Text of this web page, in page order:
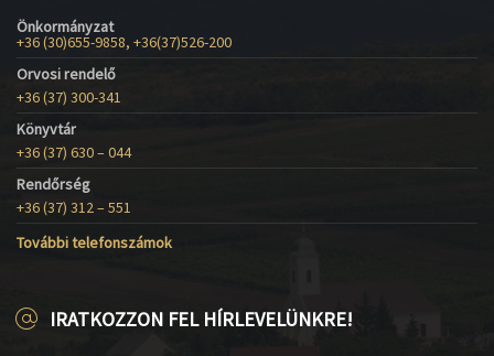
Önkormányzat
+36 (30)655-9858, +36(37)526-200
Orvosi rendelő
+36 (37) 300-341
Könyvtár
+36 (37) 630 – 044
Rendőrség
+36 (37) 312 – 551
További telefonszámok
IRATKOZZON FEL HÍRLEVELÜNKRE!